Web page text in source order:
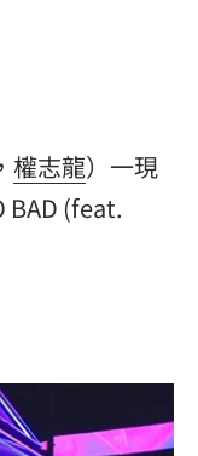
權志龍）一現
BAD (feat.